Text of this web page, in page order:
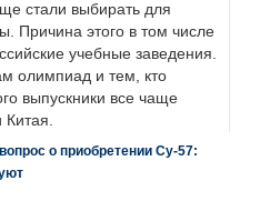
стали выбирать для
Причина этого в том числе
учебные заведения.
олимпиад и тем, кто
выпускники все чаще
Китая.
о приобретении Су-57: